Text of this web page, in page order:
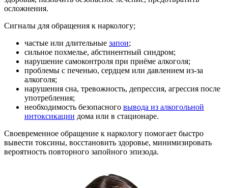
осложнения.
Сигналы для обращения к наркологу;
частые или длительные запои;
сильное похмелье, абстинентный синдром;
нарушение самоконтроля при приёме алкоголя;
проблемы с печенью, сердцем или давлением из-за
алкоголя;
нарушения сна, тревожность, депрессия, агрессия после
употребления;
необходимость безопасного вывода из алкогольной
интоксикации дома или в стационаре.
Своевременное обращение к наркологу помогает быстро
вывести токсины, восстановить здоровье, минимизировать
вероятность повторного запойного эпизода.